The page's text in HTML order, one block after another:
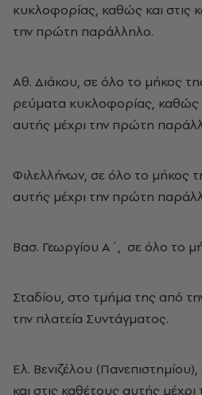
κυκλοφορίας, καθώς και στις
την πρώτη παράλληλο.
Αθ. Διάκου, σε όλο το μήκος
ρεύματα κυκλοφορίας, καθώς
αυτής μέχρι την πρώτη
Φιλελλήνων, σε όλο το μήκος
αυτής μέχρι την πρώτη
Βασ. Γεωργίου Α΄, σε όλο το
Σταδίου, στο τμήμα της από
την πλατεία Συντάγματος.
Ελ. Βενιζέλου
και στις καθέτους αυτής